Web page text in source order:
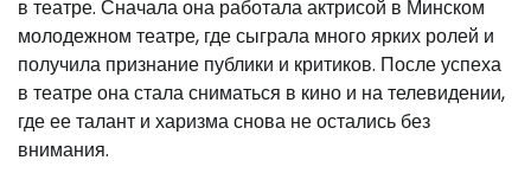
в театре. Сначала она работала актрисой в Минском
молодежном театре, где сыграла много ярких ролей и
получила признание публики и критиков. После успеха
в театре она стала сниматься в кино и на телевидении,
где ее талант и харизма снова не остались без
внимания.